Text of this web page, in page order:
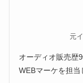
元
オーディオ販売歴
WEBマーケを担当